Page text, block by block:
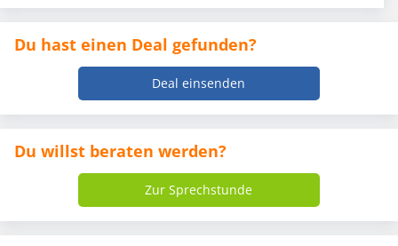
Du hast einen Deal gefunden?
Deal einsenden
Du willst beraten werden?
Zur Sprechstunde